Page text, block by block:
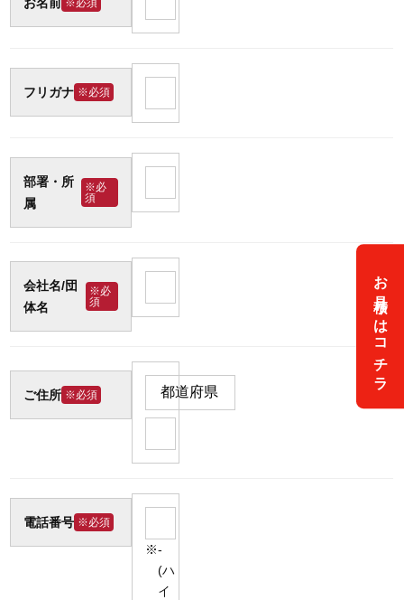
フリガナ ※必須
部署・所
属
※必
須
会社名/団
体名
※必
須
ご住所 ※必須
電話番号 ※必須
-
(ハ
イ
お見積りはコチラ